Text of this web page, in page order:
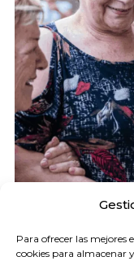
Para ofrecer las mejores
cookies para almacenar